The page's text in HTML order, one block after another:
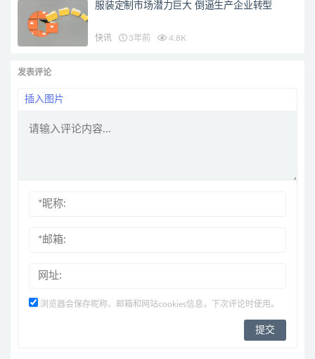
服装定制市场潜力巨大 倒逼生产企业转型
快讯 3年前 4.8K
发表评论
插入图片
浏览器会保存昵称、邮箱和网站cookies信息，下次评论时使用。